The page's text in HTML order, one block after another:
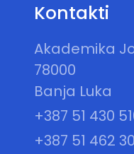
Kontakti
Akademika
78000
Banja Luka
+387 51 430
+387 51 462